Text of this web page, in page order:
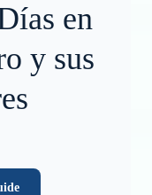
en
y sus